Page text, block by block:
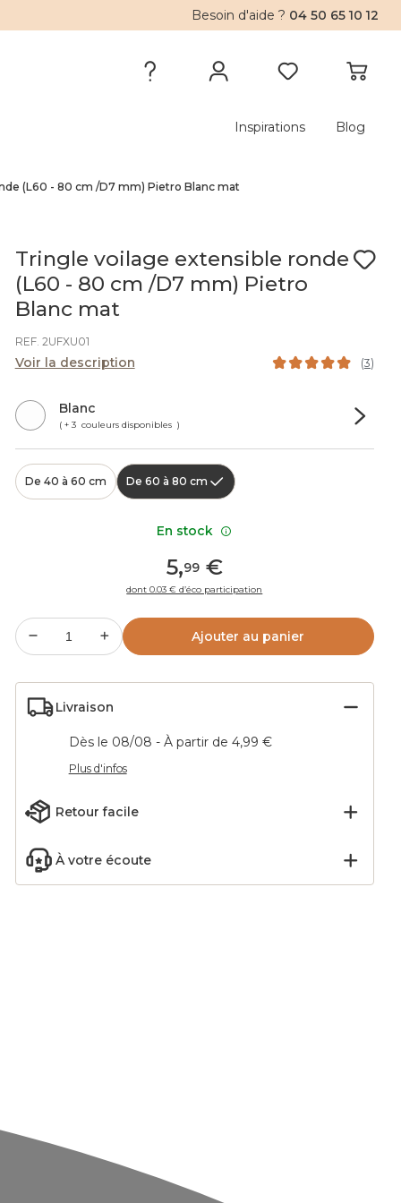
Besoin d'aide ? 04 50 65 10 12
Inspirations Blog
(L60 - 80 cm /D7 mm) Pietro Blanc mat
Tringle voilage extensible ronde
(L60 - 80 cm /D7 mm) Pietro
Blanc mat
REF. 2UFXU01
Voir la description (3)
Blanc
( + 3 couleurs disponibles )
De 40 à 60 cm De 60 à 80 cm
5,99€
dont 0.03 € d’éco participation
Ajouter au panier
Livraison
Dès le 08/08 - À partir de 4,99 €
Plus d'infos
Retour facile
À votre écoute